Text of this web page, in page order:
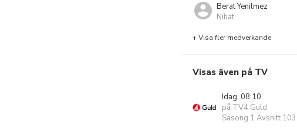
Berat Yenilmez
Nihat
+ Visa fler medverkande
Visas även på TV
Idag, 08:10
på TV4 Guld
Säsong 1 Avsnitt 103